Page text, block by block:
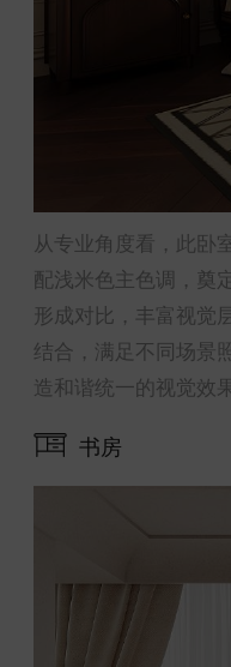
从专业角度看，此卧
配浅米色主色调，奠
形成对比，丰富视觉
结合，满足不同场景
造和谐统一的视觉效
书房